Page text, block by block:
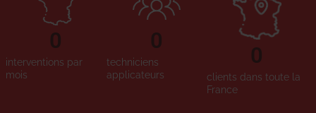
interventions par
mois
0
techniciens
applicateurs
0
clients dans toute la
France
0